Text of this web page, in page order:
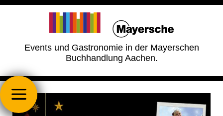
Events und Gastronomie in der Mayerschen
Buchhandlung Aachen.